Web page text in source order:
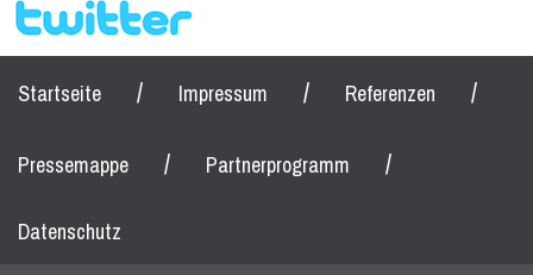
Startseite / Impressum / Referenzen /
Pressemappe / Partnerprogramm /
Datenschutz